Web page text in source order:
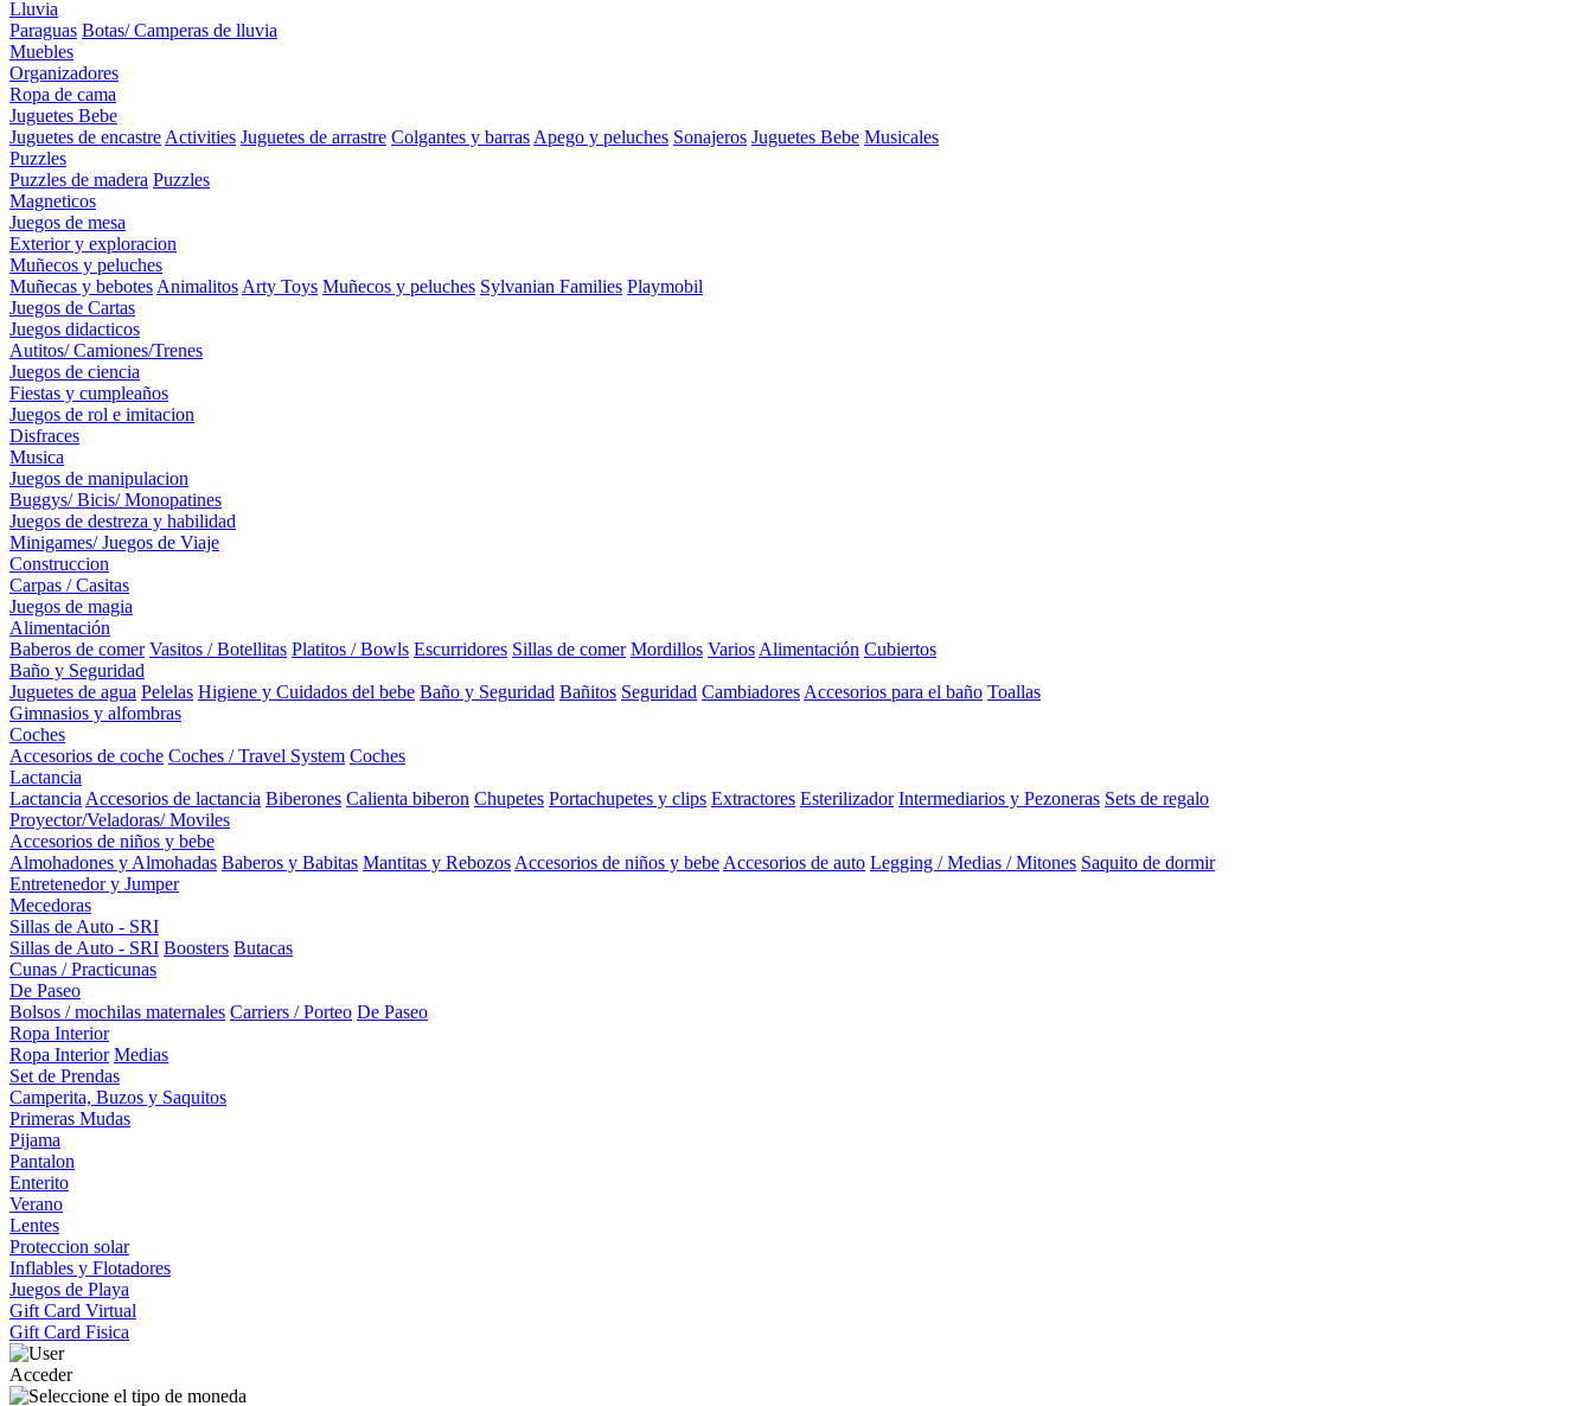
Lluvia
Paraguas Botas/ Camperas de lluvia
Muebles
Organizadores
Ropa de cama
Juguetes Bebe
Juguetes de encastre Activities Juguetes de arrastre Colgantes y barras Apego y peluches Sonajeros Juguetes Bebe Musicales
Puzzles
Puzzles de madera Puzzles
Magneticos
Juegos de mesa
Exterior y exploracion
Muñecos y peluches
Muñecas y bebotes Animalitos Arty Toys Muñecos y peluches Sylvanian Families Playmobil
Juegos de Cartas
Juegos didacticos
Autitos/ Camiones/Trenes
Juegos de ciencia
Fiestas y cumpleaños
Juegos de rol e imitacion
Disfraces
Musica
Juegos de manipulacion
Buggys/ Bicis/ Monopatines
Juegos de destreza y habilidad
Minigames/ Juegos de Viaje
Construccion
Carpas / Casitas
Juegos de magia
Alimentación
Baberos de comer Vasitos / Botellitas Platitos / Bowls Escurridores Sillas de comer Mordillos Varios Alimentación Cubiertos
Baño y Seguridad
Juguetes de agua Pelelas Higiene y Cuidados del bebe Baño y Seguridad Bañitos Seguridad Cambiadores Accesorios para el baño Toallas
Gimnasios y alfombras
Coches
Accesorios de coche Coches / Travel System Coches
Lactancia
Lactancia Accesorios de lactancia Biberones Calienta biberon Chupetes Portachupetes y clips Extractores Esterilizador Intermediarios y Pezoneras Sets de regalo
Proyector/Veladoras/ Moviles
Accesorios de niños y bebe
Almohadones y Almohadas Baberos y Babitas Mantitas y Rebozos Accesorios de niños y bebe Accesorios de auto Legging / Medias / Mitones Saquito de dormir
Entretenedor y Jumper
Mecedoras
Sillas de Auto - SRI
Sillas de Auto - SRI Boosters Butacas
Cunas / Practicunas
De Paseo
Bolsos / mochilas maternales Carriers / Porteo De Paseo
Ropa Interior
Ropa Interior Medias
Set de Prendas
Camperita, Buzos y Saquitos
Primeras Mudas
Pijama
Pantalon
Enterito
Verano
Lentes
Proteccion solar
Inflables y Flotadores
Juegos de Playa
Gift Card Virtual
Gift Card Fisica
Acceder